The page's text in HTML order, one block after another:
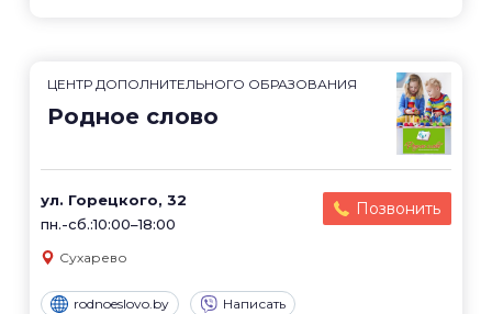
ЦЕНТР ДОПОЛНИТЕЛЬНОГО ОБРАЗОВАНИЯ
Родное слово
ул. Горецкого, 32
пн.-сб.:10:00–18:00
Позвонить
Сухарево
rodnoeslovo.by Написать